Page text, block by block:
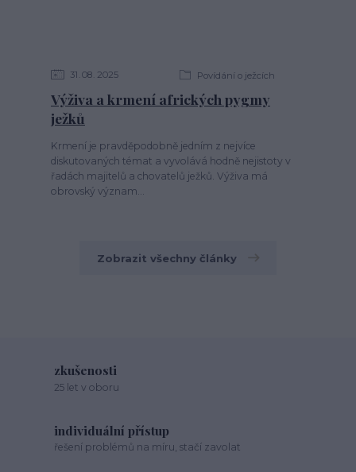
31 08 2025 Povídání o ježcích
Výživa a krmení afrických pygmy
ježků
Krmení je pravděpodobně jedním z nejvíce
diskutovaných témat a vyvolává hodně nejistoty v
řadách majitelů a chovatelů ježků. Výživa má
obrovský význam...
Zobrazit všechny články
zkušenosti
25 let v oboru
individuální přístup
řešení problémů na míru, stačí zavolat